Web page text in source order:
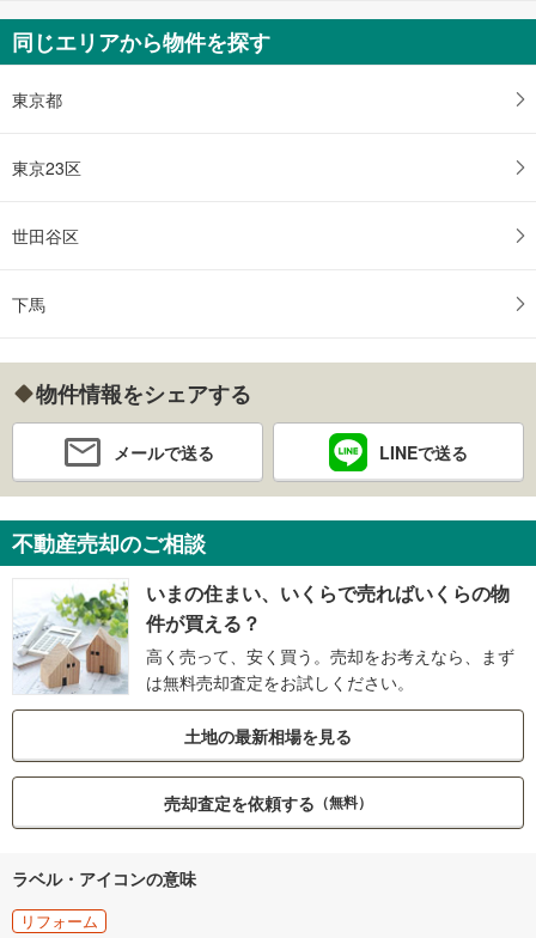
同じエリアから物件を探す
東京都
東京23区
世田谷区
下馬
物件情報をシェアする
メールで送る LINEで送る
不動産売却のご相談
いまの住まい、いくらで売ればいくらの物
件が買える？
高く売って、安く買う。売却をお考えなら、まず
は無料売却査定をお試しください。
土地の最新相場を見る
売却査定を依頼する （無料）
ラベル・アイコンの意味
リフォーム